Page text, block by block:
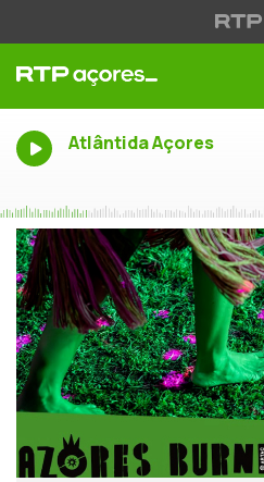
Atlântida Açores